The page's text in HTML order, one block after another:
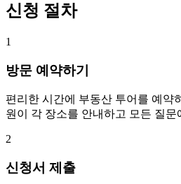
신청 절차
1
방문 예약하기
편리한 시간에 부동산 투어를 예약
원이 각 장소를 안내하고 모든 질문
2
신청서 제출